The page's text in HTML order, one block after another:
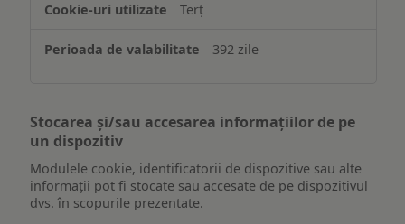
Terț
392 zile
Stocarea și/sau accesarea informațiilor de pe
un dispozitiv
Modulele cookie, identificatorii de dispozitive sau alte
informații pot fi stocate sau accesate de pe dispozitivul
dvs. în scopurile prezentate.